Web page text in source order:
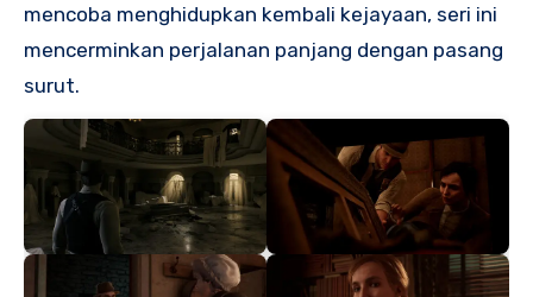
mencoba menghidupkan kembali kejayaan, seri ini
mencerminkan perjalanan panjang dengan pasang
surut.